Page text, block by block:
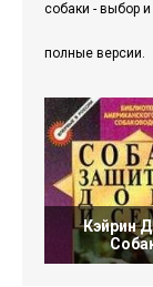
собаки - выбор
полные версии.
Кэйрин